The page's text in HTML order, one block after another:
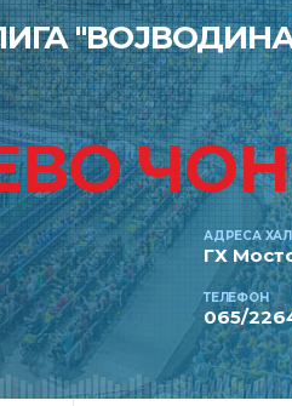
АДРЕСА
ГХ
ТЕЛЕФОН
065/